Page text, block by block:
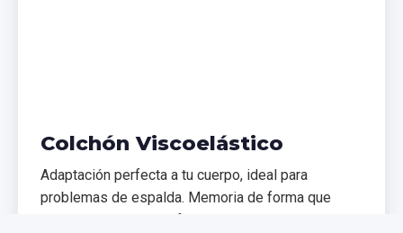
Colchón Viscoelástico
Adaptación perfecta a tu cuerpo, ideal para
problemas de espalda. Memoria de forma que
distribuye el peso uniformemente.